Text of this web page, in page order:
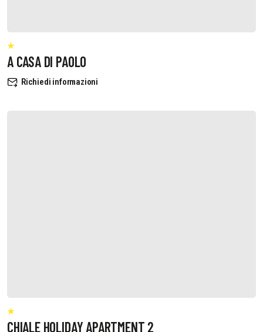
A CASA DI PAOLO
Richiedi informazioni
CHIALE HOLIDAY APARTMENT 2